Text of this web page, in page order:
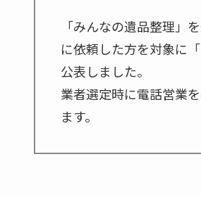
「みんなの遺品整理」
に依頼した方を対象に
公表しました。
業者選定時に電話営業
ます。